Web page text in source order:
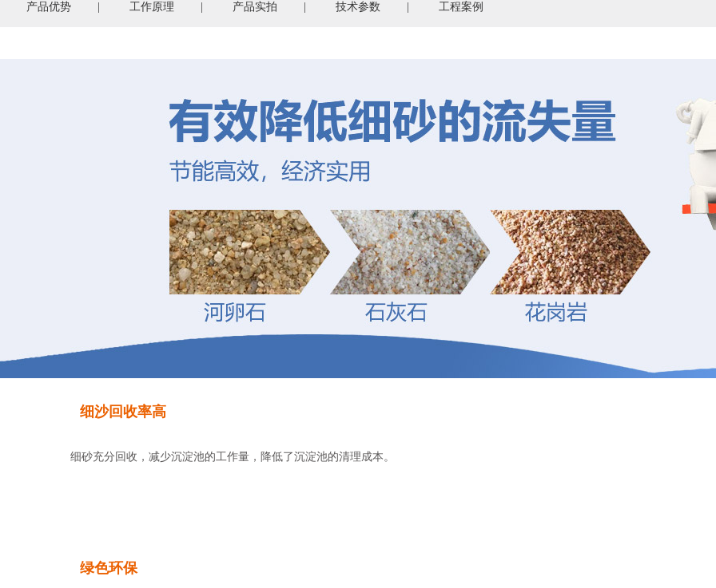
产品优势 工作原理 产品实拍 技术参数 工程案例
细沙回收率高
细砂充分回收，减少沉淀池的工作量，降低了沉淀池的清理成本。
绿色环保